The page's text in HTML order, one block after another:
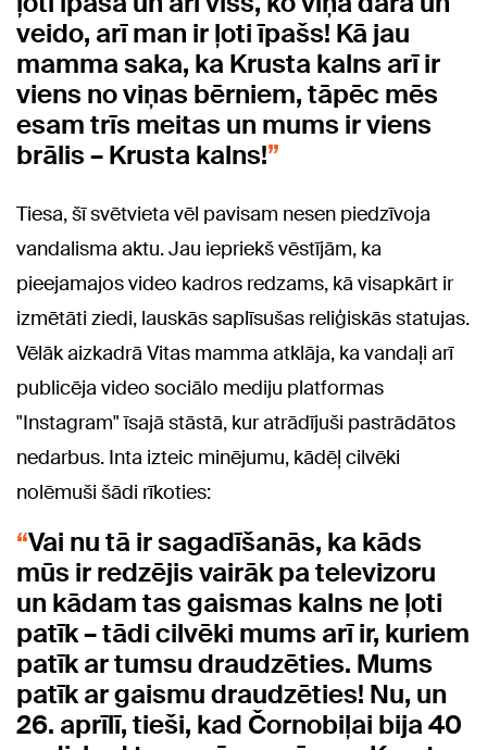
veido, arī man ir ļoti īpašs! Kā jau
mamma saka, ka Krusta kalns arī ir
viens no viņas bērniem, tāpēc mēs
esam trīs meitas un mums ir viens
brālis – Krusta kalns!
Tiesa, šī svētvieta vēl pavisam nesen piedzīvoja
vandalisma aktu. Jau iepriekš vēstījām, ka
pieejamajos video kadros redzams, kā visapkārt ir
izmētāti ziedi, lauskās saplīsušas reliģiskās statujas.
Vēlāk aizkadrā Vitas mamma atklāja, ka vandaļi arī
publicēja video sociālo mediju platformas
"Instagram" īsajā stāstā, kur atrādījuši pastrādātos
nedarbus. Inta izteic minējumu, kādēļ cilvēki
nolēmuši šādi rīkoties:
Vai nu tā ir sagadīšanās, ka kāds
mūs ir redzējis vairāk pa televizoru
un kādam tas gaismas kalns ne ļoti
patīk – tādi cilvēki mums arī ir, kuriem
patīk ar tumsu draudzēties. Mums
patīk ar gaismu draudzēties! Nu, un
26. aprīlī, tieši, kad Čornobiļai bija 40